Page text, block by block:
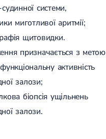
системи,
миготливої аритмії;
щитовидки.
призначається з метою
активність
залози;
біопсія ущільнень
залози.